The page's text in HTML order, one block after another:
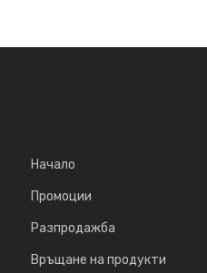
Начало
Промоции
Разпродажба
Връщане на продукти